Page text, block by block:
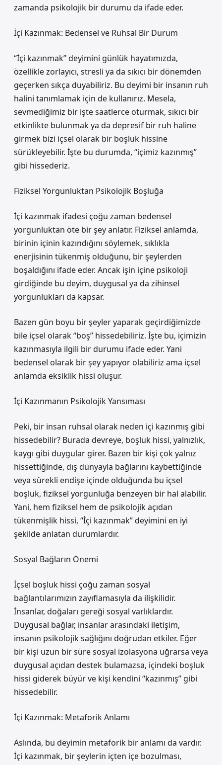
zamanda psikolojik bir durumu da ifade eder.
İçi Kazınmak: Bedensel ve Ruhsal Bir Durum
“İçi kazınmak” deyimini günlük hayatımızda,
özellikle zorlayıcı, stresli ya da sıkıcı bir dönemden
geçerken sıkça duyabiliriz. Bu deyimi bir insanın ruh
halini tanımlamak için de kullanırız. Mesela,
sevmediğimiz bir işte saatlerce oturmak, sıkıcı bir
etkinlikte bulunmak ya da depresif bir ruh haline
girmek bizi içsel olarak bir boşluk hissine
sürükleyebilir. İşte bu durumda, “içimiz kazınmış”
gibi hissederiz.
Fiziksel Yorgunluktan Psikolojik Boşluğa
İçi kazınmak ifadesi çoğu zaman bedensel
yorgunluktan öte bir şey anlatır. Fiziksel anlamda,
birinin içinin kazındığını söylemek, sıklıkla
enerjisinin tükenmiş olduğunu, bir şeylerden
boşaldığını ifade eder. Ancak işin içine psikoloji
girdiğinde bu deyim, duygusal ya da zihinsel
yorgunlukları da kapsar.
Bazen gün boyu bir şeyler yaparak geçirdiğimizde
bile içsel olarak “boş” hissedebiliriz. İşte bu, içimizin
kazınmasıyla ilgili bir durumu ifade eder. Yani
bedensel olarak bir şey yapıyor olabiliriz ama içsel
anlamda eksiklik hissi oluşur.
İçi Kazınmanın Psikolojik Yansıması
Peki, bir insan ruhsal olarak neden içi kazınmış gibi
hissedebilir? Burada devreye, boşluk hissi, yalnızlık,
kaygı gibi duygular girer. Bazen bir kişi çok yalnız
hissettiğinde, dış dünyayla bağlarını kaybettiğinde
veya sürekli endişe içinde olduğunda bu içsel
boşluk, fiziksel yorgunluğa benzeyen bir hal alabilir.
Yani, hem fiziksel hem de psikolojik açıdan
tükenmişlik hissi, “İçi kazınmak” deyimini en iyi
şekilde anlatan durumlardır.
Sosyal Bağların Önemi
İçsel boşluk hissi çoğu zaman sosyal
bağlantılarımızın zayıflamasıyla da ilişkilidir.
İnsanlar, doğaları gereği sosyal varlıklardır.
Duygusal bağlar, insanlar arasındaki iletişim,
insanın psikolojik sağlığını doğrudan etkiler. Eğer
bir kişi uzun bir süre sosyal izolasyona uğrarsa veya
duygusal açıdan destek bulamazsa, içindeki boşluk
hissi giderek büyür ve kişi kendini “kazınmış” gibi
hissedebilir.
İçi Kazınmak: Metaforik Anlamı
Aslında, bu deyimin metaforik bir anlamı da vardır.
İçi kazınmak, bir şeylerin içten içe bozulması,